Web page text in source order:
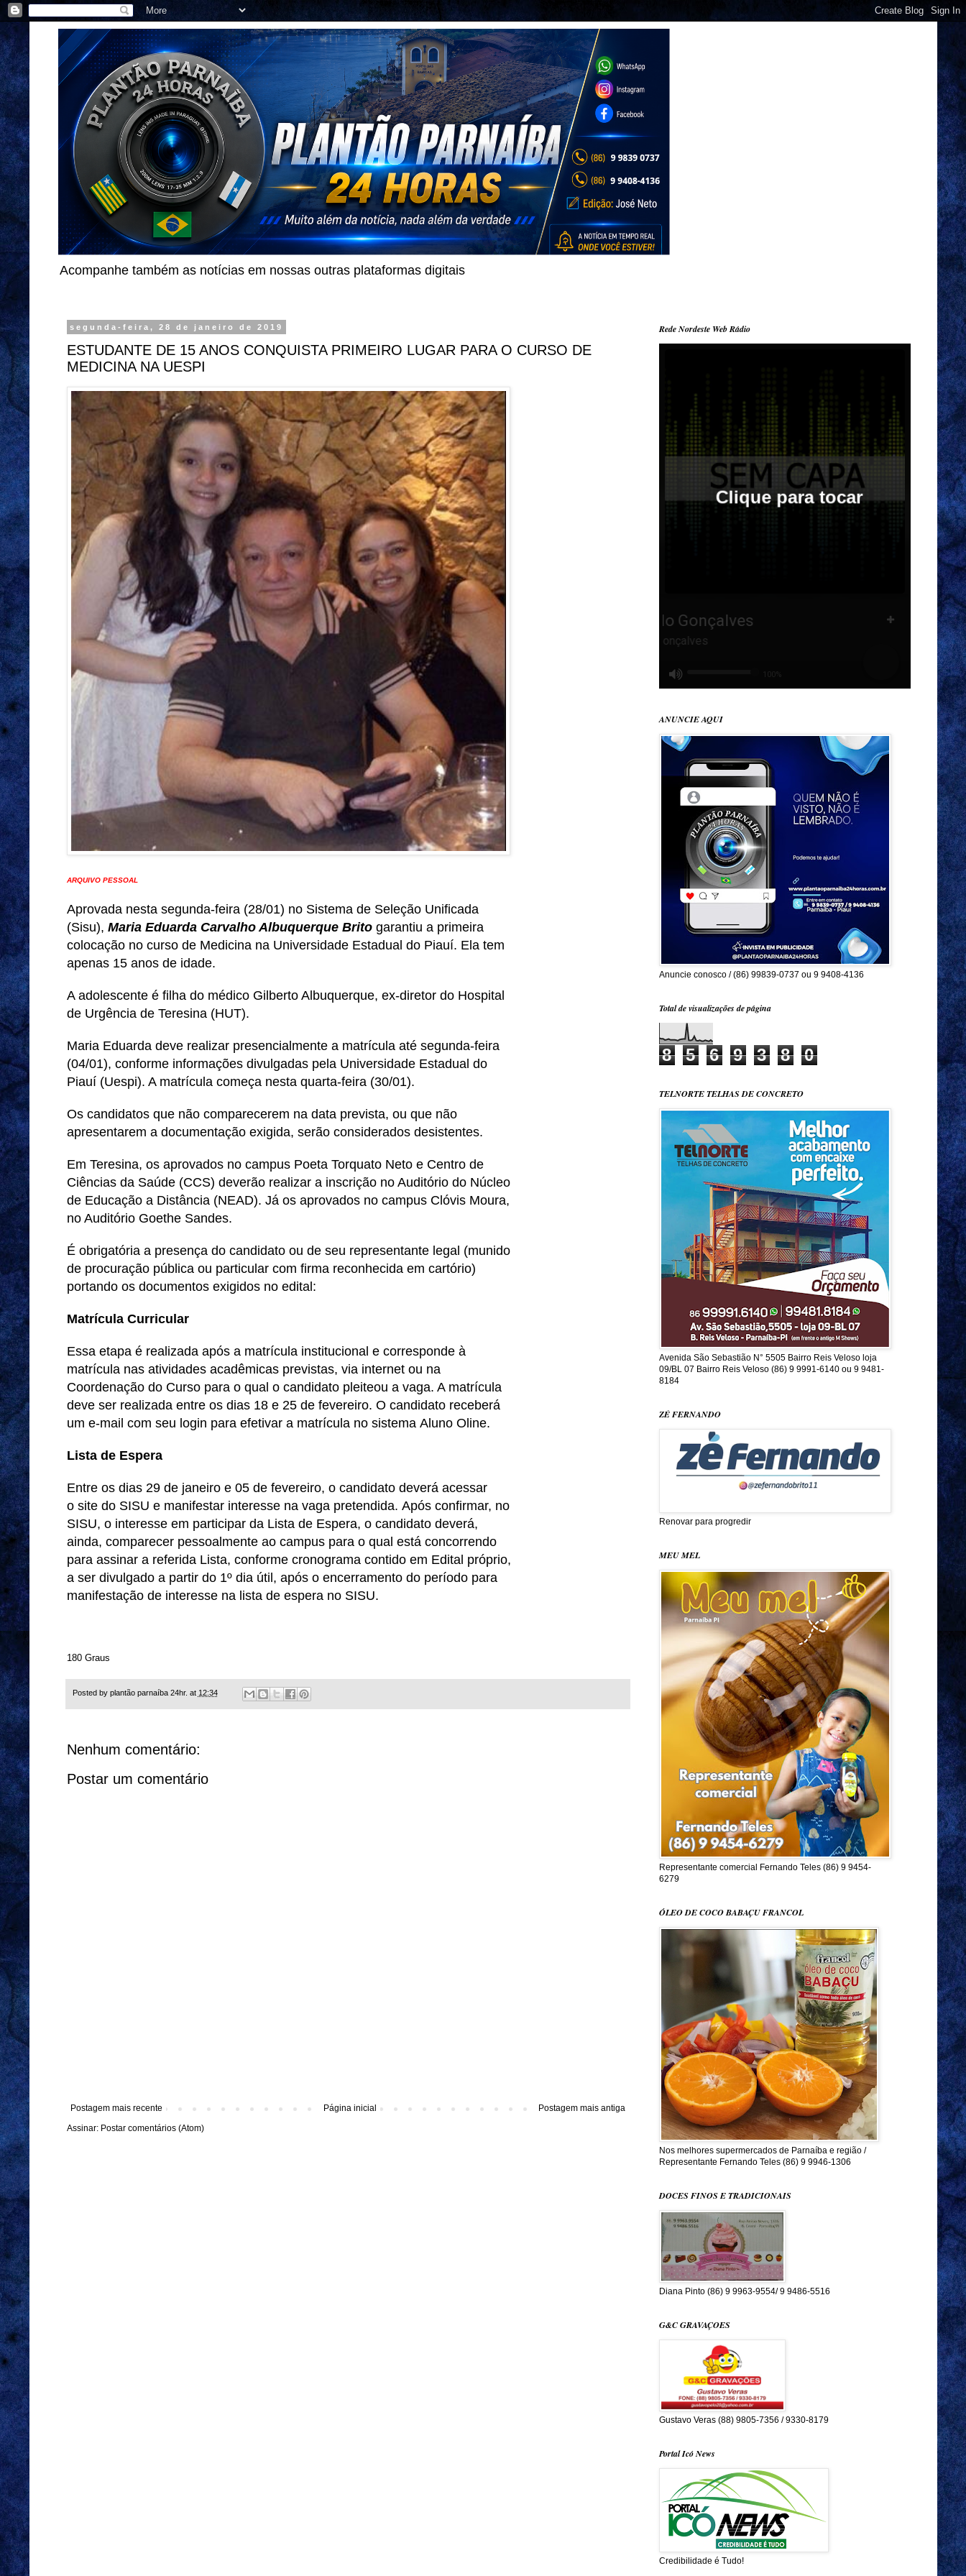
Acompanhe também as notícias em nossas outras plataformas digitais
segunda-feira, 28 de janeiro de 2019
ESTUDANTE DE 15 ANOS CONQUISTA PRIMEIRO LUGAR PARA O CURSO DE
MEDICINA NA UESPI
ARQUIVO PESSOAL
Aprovada nesta segunda-feira (28/01) no Sistema de Seleção Unificada
(Sisu), Maria Eduarda Carvalho Albuquerque Britogarantiu a primeira
colocação no curso de Medicina na Universidade Estadual do Piauí. Ela tem
apenas 15 anos de idade.
A adolescente é filha do médico Gilberto Albuquerque, ex-diretor do Hospital
de Urgência de Teresina (HUT).
Maria Eduarda deve realizar presencialmente a matrícula até segunda-feira
(04/01), conforme informações divulgadas pela Universidade Estadual do
Piauí (Uespi). A matrícula começa nesta quarta-feira (30/01).
Os candidatos que não comparecerem na data prevista, ou que não
apresentarem a documentação exigida, serão considerados desistentes.
Em Teresina, os aprovados no campus Poeta Torquato Neto e Centro de
Ciências da Saúde (CCS) deverão realizar a inscrição no Auditório do Núcleo
de Educação a Distância (NEAD). Já os aprovados no campus Clóvis Moura,
no Auditório Goethe Sandes.
É obrigatória a presença do candidato ou de seu representante legal (munido
de procuração pública ou particular com firma reconhecida em cartório)
portando os documentos exigidos no edital:
Matrícula Curricular
Essa etapa é realizada após a matrícula institucional e corresponde à
matrícula nas atividades acadêmicas previstas, via internet ou na
Coordenação do Curso para o qual o candidato pleiteou a vaga. A matrícula
deve ser realizada entre os dias 18 e 25 de fevereiro. O candidato receberá
um e-mail com seu login para efetivar a matrícula no sistema Aluno Oline.
Lista de Espera
Entre os dias 29 de janeiro e 05 de fevereiro, o candidato deverá acessar
o site do SISU e manifestar interesse na vaga pretendida. Após confirmar, no
SISU, o interesse em participar da Lista de Espera, o candidato deverá,
ainda, comparecer pessoalmente ao campus para o qual está concorrendo
para assinar a referida Lista, conforme cronograma contido em Edital próprio,
a ser divulgado a partir do 1º dia útil, após o encerramento do período para
manifestação de interesse na lista de espera no SISU.
180 Graus
Posted by plantão parnaíba 24hr. at 12:34
Nenhum comentário:
Postar um comentário
Postagem mais recente Postagem mais antiga
Página inicial
Assinar: Postar comentários (Atom)
Rede Nordeste Web Rádio
ANUNCIE AQUI
Anuncie conosco / (86) 99839-0737 ou 9 9408-4136
Total de visualizações de página
8 5 6 9 3 8 0
TELNORTE TELHAS DE CONCRETO
Avenida São Sebastião N° 5505 Bairro Reis Veloso loja
09/BL 07 Bairro Reis Veloso (86) 9 9991-6140 ou 9 9481-
8184
ZÉ FERNANDO
Renovar para progredir
MEU MEL
Representante comercial Fernando Teles (86) 9 9454-
6279
ÓLEO DE COCO BABAÇU FRANCOL
Nos melhores supermercados de Parnaíba e região /
Representante Fernando Teles (86) 9 9946-1306
DOCES FINOS E TRADICIONAIS
Diana Pinto (86) 9 9963-9554/ 9 9486-5516
G&C GRAVAÇOES
Gustavo Veras (88) 9805-7356 / 9330-8179
Portal Icó News
Credibilidade é Tudo!